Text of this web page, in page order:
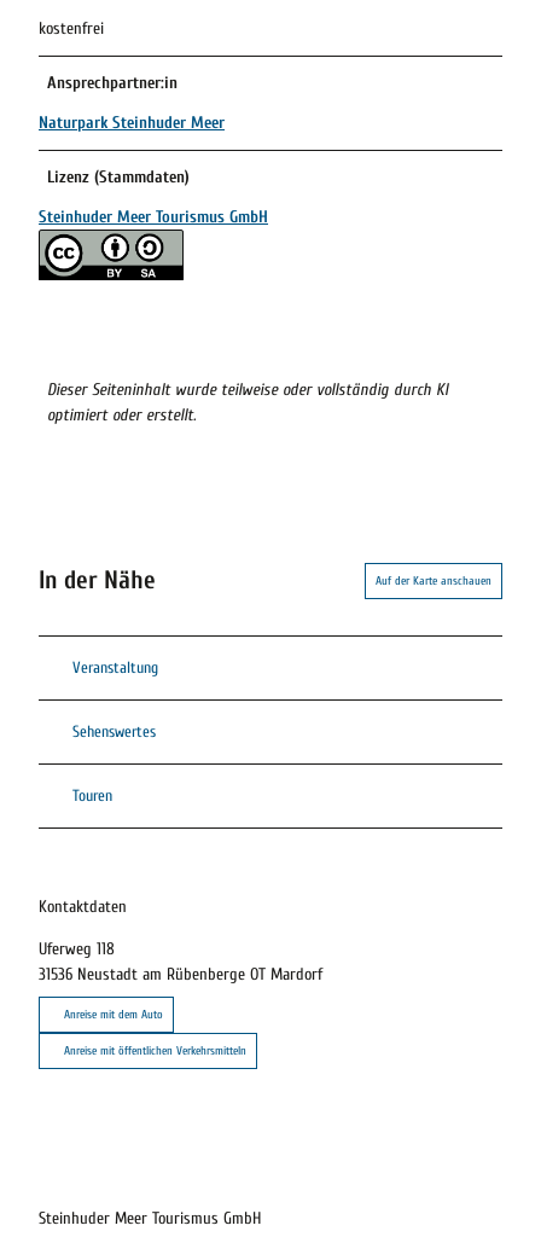
kostenfrei
Ansprechpartner:in
Naturpark Steinhuder Meer
Lizenz (Stammdaten)
Steinhuder Meer Tourismus GmbH
Dieser Seiteninhalt wurde teilweise oder vollständig durch KI
optimiert oder erstellt.
In der Nähe Auf der Karte anschauen
Veranstaltung
Sehenswertes
Touren
Kontaktdaten
Uferweg 118
31536 Neustadt am Rübenberge OT Mardorf
Anreise mit dem Auto
Anreise mit öffentlichen Verkehrsmitteln
Steinhuder Meer Tourismus GmbH